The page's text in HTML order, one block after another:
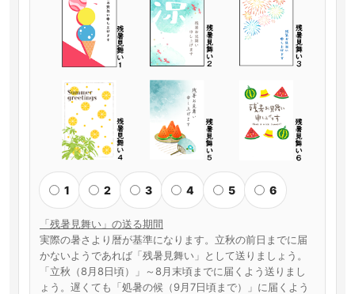
1 2 3 4 5 6
「残暑見舞い」の送る期間
実際の暑さより暦が基準になります。立秋の前日までに届
かないようであれば「残暑見舞い」として送りましょう。
「立秋（8月8日頃）」～8月末頃までに届くよう送りまし
ょう。遅くても「処暑の候（9月7日頃まで）」に届くよう